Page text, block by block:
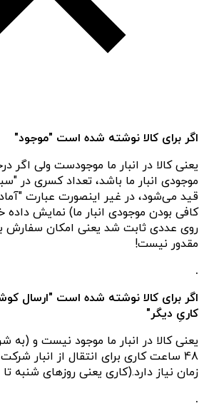
اگر برای کالا نوشته شده است "موجود"
یعنی کالا در انبار ما موجودست ولی
موجودی انبار ما باشد، تعداد کسری در
قید می‌شود، در غیر اینصورت عبارت
کافی بودن موجودی انبار ما) نمایش داده
روی عددی ثابت شد یعنی امکان سفارش
مقدور نیست!
.
کاریِ دیگر"
یعنی کالا در انبار ما موجود نیست و (به
48 ساعت کاری برای انتقال از انبار
زمان نیاز دارد.(کاری یعنی روزهای شنبه تا 4شنبه)
.